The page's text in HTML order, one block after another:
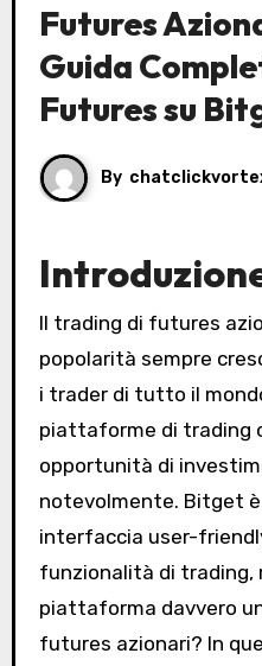
Futures
Guida
Futures su
By
Il trading di futures azionari ha guadagnato una
popolarità sempre
i trader di tutto il
piattaforme di trading
opportunità di
notevolmente. Bitget
interfaccia user-
funzionalità di trading,
piattaforma davvero
futures azionari? In